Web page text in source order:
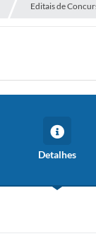
Editais de
Detalhes